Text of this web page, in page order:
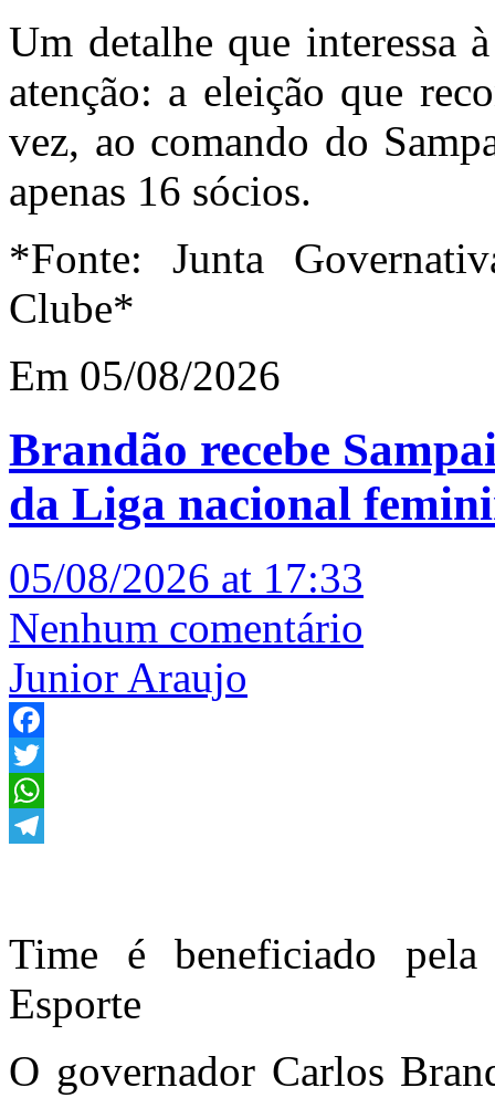
Um detalhe que interessa
atenção: a eleição que
vez, ao comando do
apenas 16 sócios.
*Fonte: Junta
Clube*
Em 05/08/2026
Brandão recebe
da Liga nacional
05/08/2026 at 17:33
Nenhum comentário
Junior Araujo
Facebook
Twitter
WhatsApp
Time é beneficiado
Esporte
O governador Carlos